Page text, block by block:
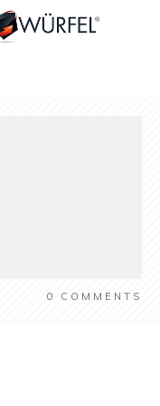
0 COMMENTS